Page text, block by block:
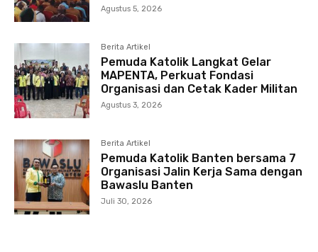
Agustus 5, 2026
Berita Artikel
Pemuda Katolik Langkat Gelar
MAPENTA, Perkuat Fondasi
Organisasi dan Cetak Kader Militan
Agustus 3, 2026
Berita Artikel
Pemuda Katolik Banten bersama 7
Organisasi Jalin Kerja Sama dengan
Bawaslu Banten
Juli 30, 2026